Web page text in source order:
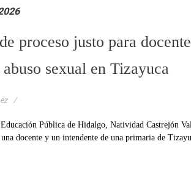
proceso justo para
sexual en Tizayuca
Pública de Hidalgo, Natividad Castrejón
docente y un intendente de una primaria de